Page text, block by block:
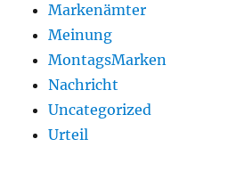
Markenämter
Meinung
MontagsMarken
Nachricht
Uncategorized
Urteil